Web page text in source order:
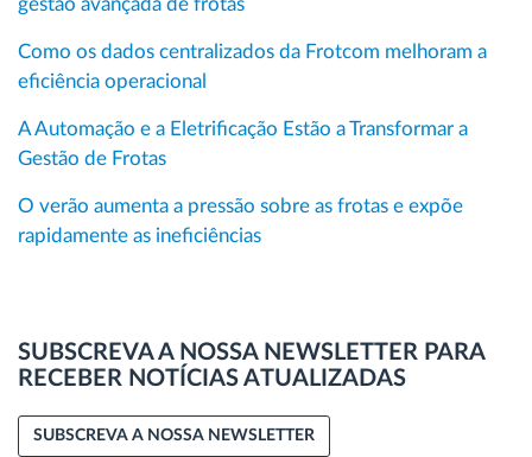
gestão avançada de frotas
Como os dados centralizados da Frotcom melhoram a
eficiência operacional
A Automação e a Eletrificação Estão a Transformar a
Gestão de Frotas
O verão aumenta a pressão sobre as frotas e expõe
rapidamente as ineficiências
SUBSCREVA A NOSSA NEWSLETTER PARA
RECEBER NOTÍCIAS ATUALIZADAS
SUBSCREVA A NOSSA NEWSLETTER